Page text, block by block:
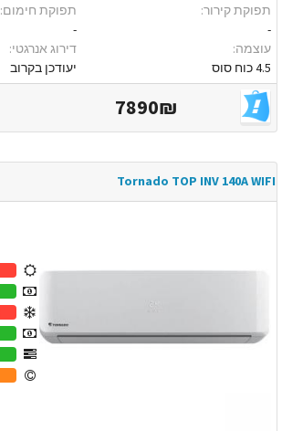
תפוקת קירור:
-
עוצמה:
4.5 כוח סוס
תפוקת חימום:
-
דירוג אנרגטי:
יעודכן בקרוב
7890₪
Tornado TOP INV 140A WIFI